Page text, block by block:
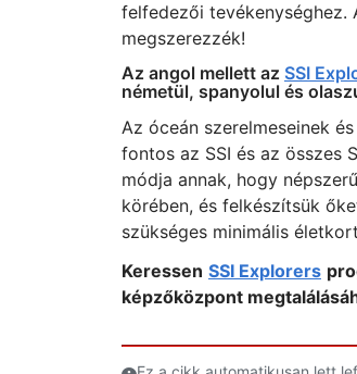
felfedezői
megszerezzék!
Az angol mellett az SSI
németül, spanyolul és
Az óceán szerelmeseinek
fontos az SSI és az összes
módja annak, hogy
körében, és felkészítsük
szükséges minimális
Keressen SSI Explorers
képzőközpont